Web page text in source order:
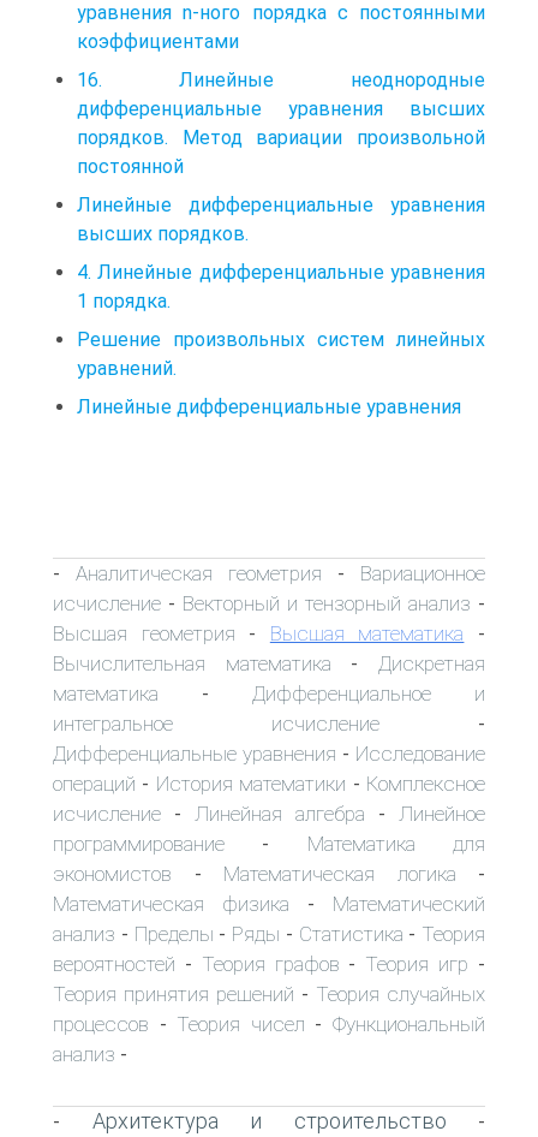
уравнения n-ного порядка с постоянными
коэффициентами
16. Линейные неоднородные
дифференциальные уравнения высших
порядков. Метод вариации произвольной
постоянной
Линейные дифференциальные уравнения
высших порядков.
4. Линейные дифференциальные уравнения
1 порядка.
Решение произвольных систем линейных
уравнений.
Линейные дифференциальные уравнения
- Аналитическая геометрия - Вариационное
исчисление - Векторный и тензорный анализ -
Высшая геометрия - Высшая математика -
Вычислительная математика -Дискретная
математика - Дифференциальное и
интегральное исчисление -
Дифференциальные уравнения - Исследование
операций - История математики - Комплексное
исчисление - Линейная алгебра - Линейное
программирование - Математика для
экономистов - Математическая логика -
Математическая физика - Математический
анализ - Пределы - Ряды - Статистика - Теория
вероятностей - Теория графов - Теория игр -
Теория принятия решений - Теория случайных
процессов - Теория чисел -Функциональный
анализ -
- Архитектура и строительство -